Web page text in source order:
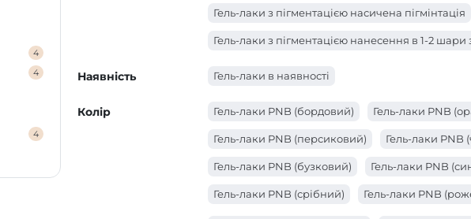
4
4
4
Гель-лаки з пігментацією насичена пігмінтація
Гель-лаки з пігментацією нанесення в 1-2
Наявність Гель-лаки в наявності
Колір Гель-лаки PNB (бордовий) Гель-лаки PNB
Гель-лаки PNB (персиковий) Гель-лаки PNB
Гель-лаки PNB (бузковий) Гель-лаки PNB
Гель-лаки PNB (срібний) Гель-лаки PNB